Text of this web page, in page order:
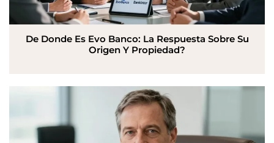
De Donde Es Evo Banco: La Respuesta Sobre Su
Origen Y Propiedad?